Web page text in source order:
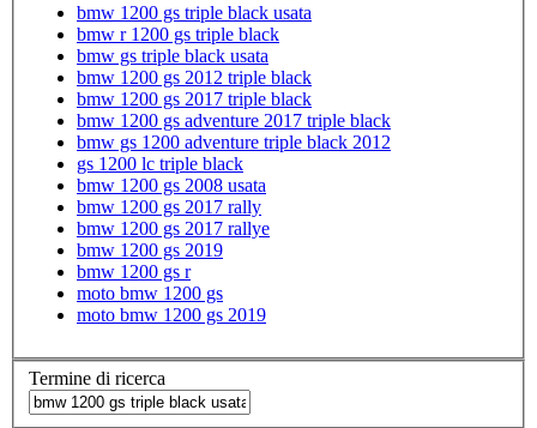
bmw 1200 gs triple black usata
bmw r 1200 gs triple black
bmw gs triple black usata
bmw 1200 gs 2012 triple black
bmw 1200 gs 2017 triple black
bmw 1200 gs adventure 2017 triple black
bmw gs 1200 adventure triple black 2012
gs 1200 lc triple black
bmw 1200 gs 2008 usata
bmw 1200 gs 2017 rally
bmw 1200 gs 2017 rallye
bmw 1200 gs 2019
bmw 1200 gs r
moto bmw 1200 gs
moto bmw 1200 gs 2019
Termine di ricerca